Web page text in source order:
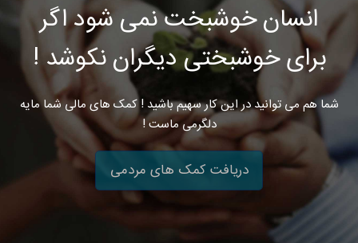
انسان خوشبخت نمی شود اگر
برای خوشبختی دیگران نکوشد !
شما هم می توانید در این کار سهیم باشید ! کمک های مالی شما مایه
دلگرمی ماست !
دریافت کمک های مردمی